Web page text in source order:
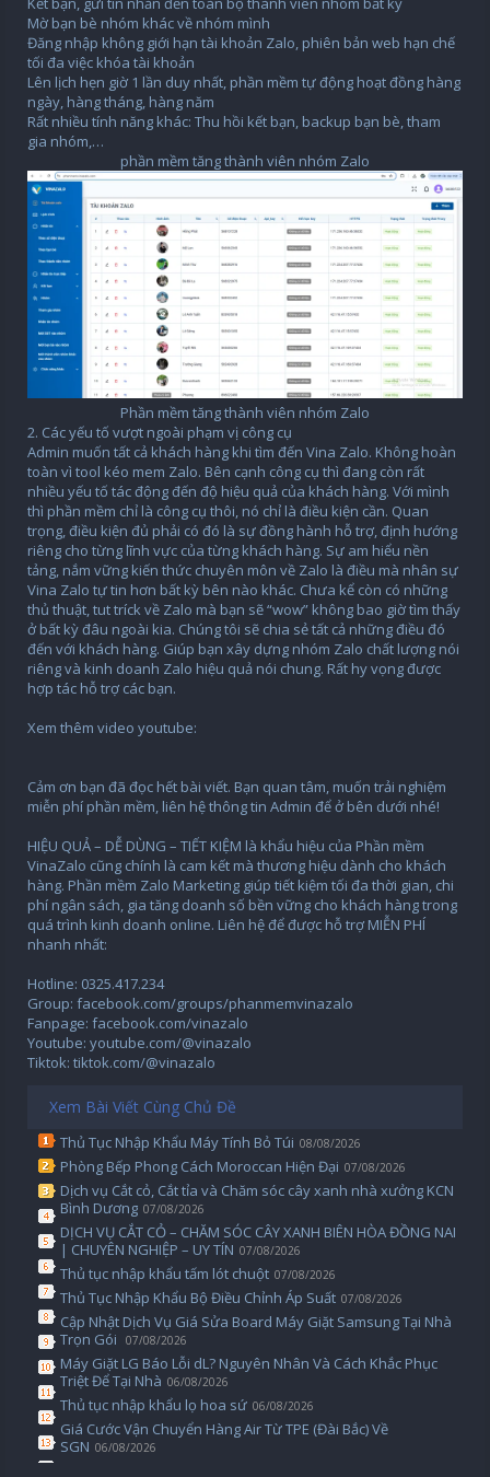
Mờ bạn bè nhóm khác về nhóm mình
Đăng nhập không giới hạn tài khoản Zalo, phiên bản web hạn chế
tối đa việc khóa tài khoản
Lên lịch hẹn giờ 1 lần duy nhất, phần mềm tự động hoạt đồng hàng
ngày, hàng tháng, hàng năm
Rất nhiều tính năng khác: Thu hồi kết bạn, backup bạn bè, tham
gia nhóm,…
phần mềm tăng thành viên nhóm Zalo
Phần mềm tăng thành viên nhóm Zalo​
2. Các yếu tố vượt ngoài phạm vị công cụ
Admin muốn tất cả khách hàng khi tìm đến Vina Zalo. Không hoàn
toàn vì tool kéo mem Zalo. Bên cạnh công cụ thì đang còn rất
nhiều yếu tố tác động đến độ hiệu quả của khách hàng. Với mình
thì phần mềm chỉ là công cụ thôi, nó chỉ là điều kiện cần. Quan
trọng, điều kiện đủ phải có đó là sự đồng hành hỗ trợ, định hướng
riêng cho từng lĩnh vực của từng khách hàng. Sự am hiểu nền
tảng, nắm vững kiến thức chuyên môn về Zalo là điều mà nhân sự
Vina Zalo tự tin hơn bất kỳ bên nào khác. Chưa kể còn có những
thủ thuật, tut tríck về Zalo mà bạn sẽ “wow” không bao giờ tìm thấy
ở bất kỳ đâu ngoài kia. Chúng tôi sẽ chia sẻ tất cả những điều đó
đến với khách hàng. Giúp bạn xây dựng nhóm Zalo chất lượng nói
riêng và kinh doanh Zalo hiệu quả nói chung. Rất hy vọng được
hợp tác hỗ trợ các bạn.
Xem thêm video youtube:
Cảm ơn bạn đã đọc hết bài viết. Bạn quan tâm, muốn trải nghiệm
miễn phí phần mềm, liên hệ thông tin Admin để ở bên dưới nhé!
HIỆU QUẢ – DỄ DÙNG – TIẾT KIỆM là khẩu hiệu của Phần mềm
VinaZalo cũng chính là cam kết mà thương hiệu dành cho khách
hàng. Phần mềm Zalo Marketing giúp tiết kiệm tối đa thời gian, chi
phí ngân sách, gia tăng doanh số bền vững cho khách hàng trong
quá trình kinh doanh online. Liên hệ để được hỗ trợ MIỄN PHÍ
nhanh nhất:
Hotline: 0325.417.234
Group: facebook.com/groups/phanmemvinazalo
Fanpage: facebook.com/vinazalo
Youtube: youtube.com/@vinazalo
Tiktok: tiktok.com/@vinazalo
Xem Bài Viết Cùng Chủ Đề
Thủ Tục Nhập Khẩu Máy Tính Bỏ Túi 08/08/2026
Phòng Bếp Phong Cách Moroccan Hiện Đại 07/08/2026
Dịch vụ Cắt cỏ, Cắt tỉa và Chăm sóc cây xanh nhà xưởng KCN
Bình Dương 07/08/2026
DỊCH VỤ CẮT CỎ – CHĂM SÓC CÂY XANH BIÊN HÒA ĐỒNG NAI
| CHUYÊN NGHIỆP – UY TÍN 07/08/2026
Thủ tục nhập khẩu tấm lót chuột 07/08/2026
Thủ Tục Nhập Khẩu Bộ Điều Chỉnh Áp Suất 07/08/2026
Cập Nhật Dịch Vụ Giá Sửa Board Máy Giặt Samsung Tại Nhà
Trọn Gói ️
07/08/2026
Máy Giặt LG Báo Lỗi dL? Nguyên Nhân Và Cách Khắc Phục
Triệt Để Tại Nhà 06/08/2026
Thủ tục nhập khẩu lọ hoa sứ 06/08/2026
Giá Cước Vận Chuyển Hàng Air Từ TPE (Đài Bắc) Về
SGN 06/08/2026